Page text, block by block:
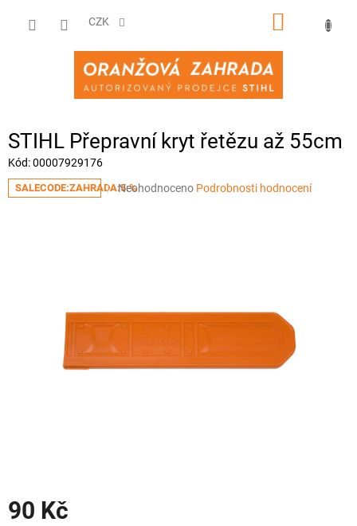
CZK
NÁKUPNÍ
STIHL Přepravní kryt řetězu až 55cm
Kód:00007929176
SALECODE:ZAHRADA:5:%Průměrné
Neohodnoceno Podrobnosti hodnocení
90 Kč